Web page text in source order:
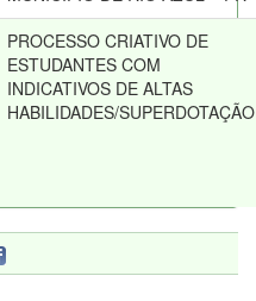
PROCESSO CRIATIVO DE
ESTUDANTES COM
INDICATIVOS DE ALTAS
HABILIDADES/SUPERDOTAÇÃO